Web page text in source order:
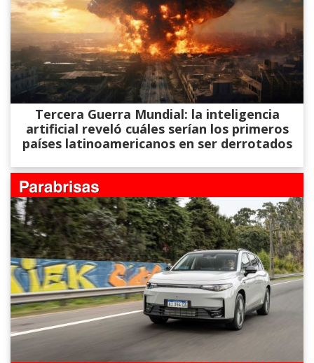
Tercera Guerra Mundial: la inteligencia
artificial reveló cuáles serían los primeros
países latinoamericanos en ser derrotados